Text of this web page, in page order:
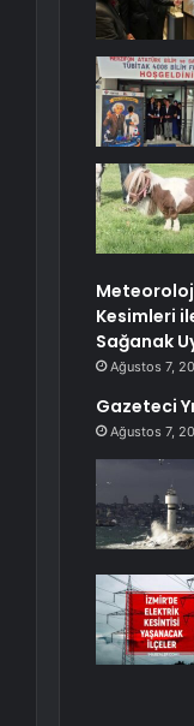
Kesimleri
Sağanak
Ağustos 7,
Gazeteci
Ağustos 7,